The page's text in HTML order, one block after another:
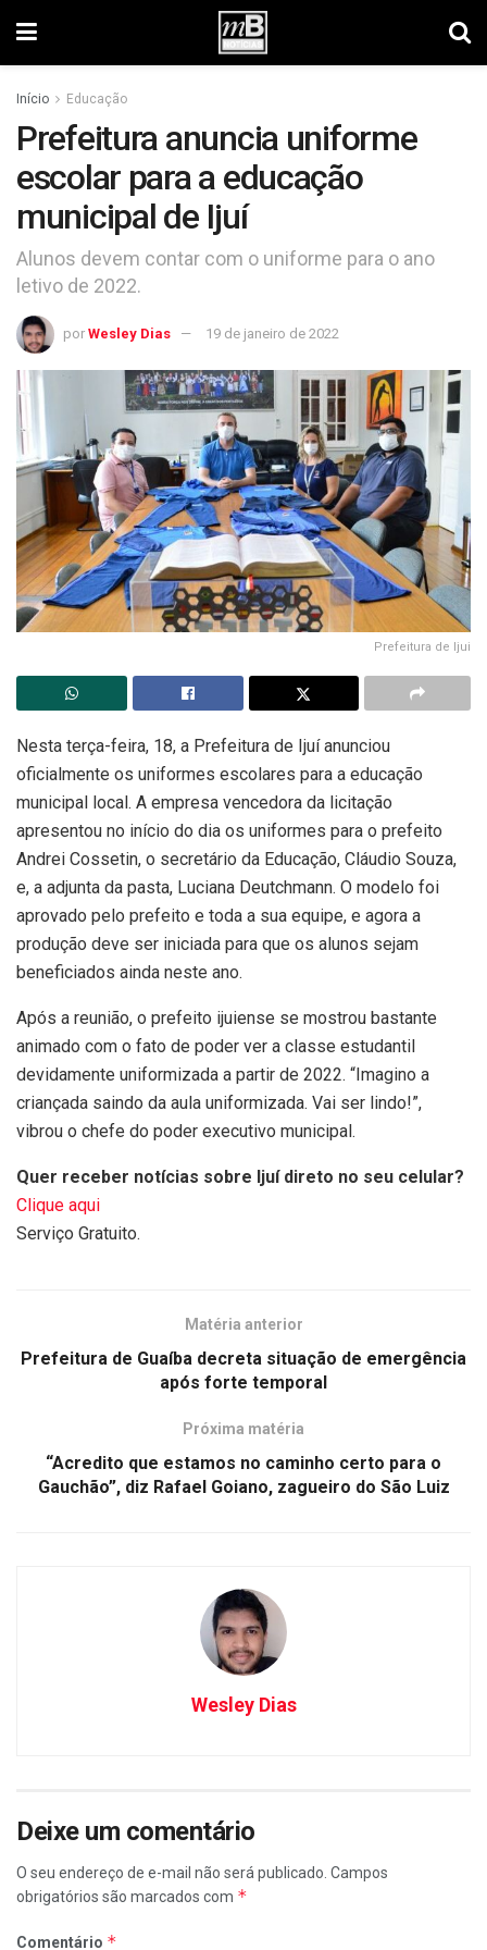
Início Educação
Prefeitura anuncia uniforme
escolar para a educação
municipal de Ijuí
Alunos devem contar com o uniforme para o ano
letivo de 2022.
por Wesley Dias 19 de janeiro de 2022
Prefeitura de Ijui
Nesta terça-feira, 18, a Prefeitura de Ijuí anunciou
oficialmente os uniformes escolares para a educação
municipal local. A empresa vencedora da licitação
apresentou no início do dia os uniformes para o prefeito
Andrei Cossetin, o secretário da Educação, Cláudio Souza,
e, a adjunta da pasta, Luciana Deutchmann. O modelo foi
aprovado pelo prefeito e toda a sua equipe, e agora a
produção deve ser iniciada para que os alunos sejam
beneficiados ainda neste ano.
Após a reunião, o prefeito ijuiense se mostrou bastante
animado com o fato de poder ver a classe estudantil
devidamente uniformizada a partir de 2022. “Imagino a
criançada saindo da aula uniformizada. Vai ser lindo!”,
vibrou o chefe do poder executivo municipal.
Quer receber notícias sobre Ijuí direto no seu celular?
Clique aqui
Serviço Gratuito.
Matéria anterior
Prefeitura de Guaíba decreta situação de emergência
após forte temporal
Próxima matéria
“Acredito que estamos no caminho certo para o
Gauchão”, diz Rafael Goiano, zagueiro do São Luiz
Wesley Dias
Deixe um comentário
O seu endereço de e-mail não será publicado. Campos
obrigatórios são marcados com *
Comentário *